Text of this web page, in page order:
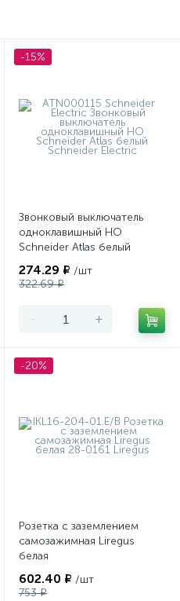
-15%
Звонковый выключатель
одноклавишный НО
Schneider Atlas белый
274.29 ₽ /шт
322.69 ₽
- +
-20%
Розетка с заземлением
самозажимная Liregus
белая
602.40 ₽ /шт
753 ₽